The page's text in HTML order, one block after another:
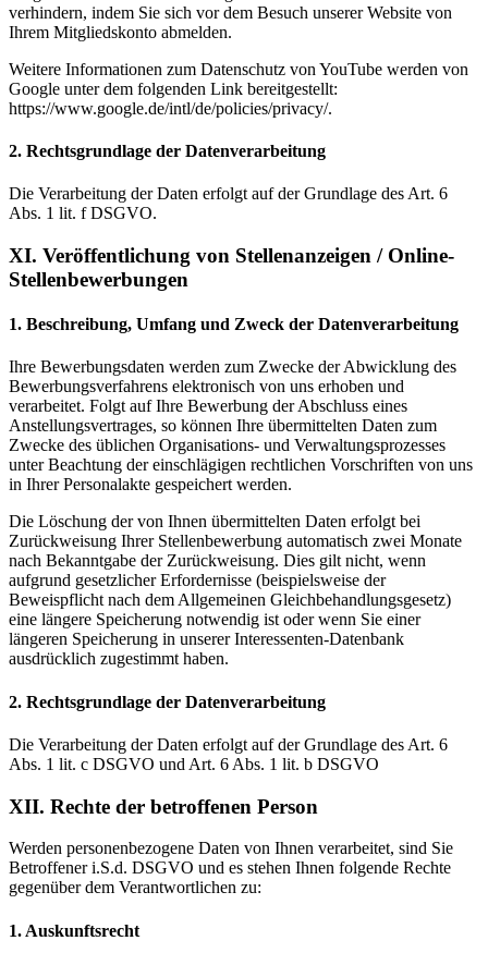
verhindern, indem Sie sich vor dem Besuch unserer Website von
Ihrem Mitgliedskonto abmelden.
Weitere Informationen zum Datenschutz von YouTube werden von
Google unter dem folgenden Link bereitgestellt:
https://www.google.de/intl/de/policies/privacy/.
2. Rechtsgrundlage der Datenverarbeitung
Die Verarbeitung der Daten erfolgt auf der Grundlage des Art. 6
Abs. 1 lit. f DSGVO.
XI. Veröffentlichung von Stellenanzeigen / Online-
Stellenbewerbungen
1. Beschreibung, Umfang und Zweck der Datenverarbeitung
Ihre Bewerbungsdaten werden zum Zwecke der Abwicklung des
Bewerbungsverfahrens elektronisch von uns erhoben und
verarbeitet. Folgt auf Ihre Bewerbung der Abschluss eines
Anstellungsvertrages, so können Ihre übermittelten Daten zum
Zwecke des üblichen Organisations- und Verwaltungsprozesses
unter Beachtung der einschlägigen rechtlichen Vorschriften von uns
in Ihrer Personalakte gespeichert werden.
Die Löschung der von Ihnen übermittelten Daten erfolgt bei
Zurückweisung Ihrer Stellenbewerbung automatisch zwei Monate
nach Bekanntgabe der Zurückweisung. Dies gilt nicht, wenn
aufgrund gesetzlicher Erfordernisse (beispielsweise der
Beweispflicht nach dem Allgemeinen Gleichbehandlungsgesetz)
eine längere Speicherung notwendig ist oder wenn Sie einer
längeren Speicherung in unserer Interessenten-Datenbank
ausdrücklich zugestimmt haben.
2. Rechtsgrundlage der Datenverarbeitung
Die Verarbeitung der Daten erfolgt auf der Grundlage des Art. 6
Abs. 1 lit. c DSGVO und Art. 6 Abs. 1 lit. b DSGVO
XII. Rechte der betroffenen Person
Werden personenbezogene Daten von Ihnen verarbeitet, sind Sie
Betroffener i.S.d. DSGVO und es stehen Ihnen folgende Rechte
gegenüber dem Verantwortlichen zu:
1. Auskunftsrecht